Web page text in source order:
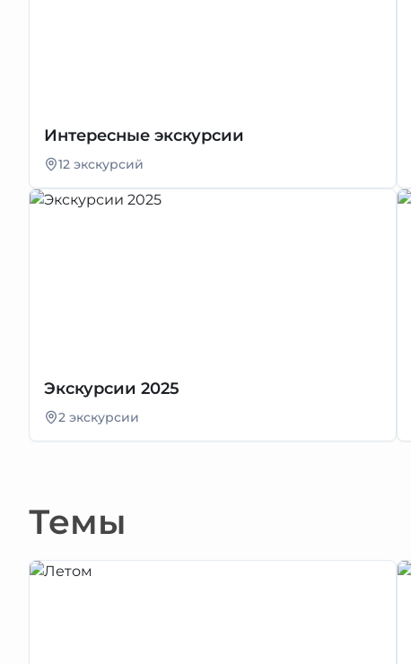
Интересные экскурсии
12 экскурсий
Экскурсии 2025
2 экскурсии
Темы